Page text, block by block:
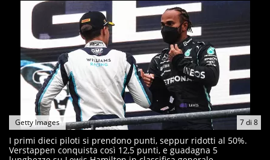
7di 8
Getty Images
I primi dieci piloti si prendono punti, seppur ridotti al 50%.
Verstappen conquista così 12,5 punti, e guadagna 5